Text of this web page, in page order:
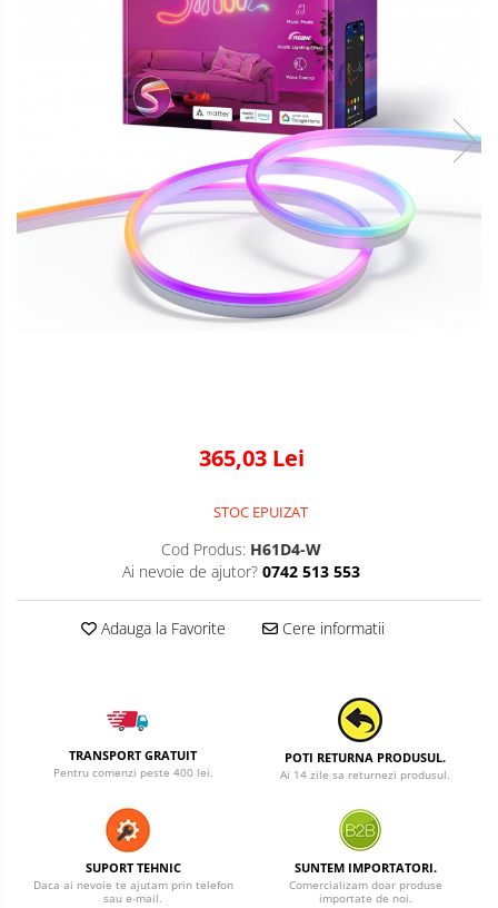
365,03 Lei
STOC EPUIZAT
Cod Produs: H61D4-W
Ai nevoie de ajutor? 0742 513 553
Adauga la Favorite Cere informatii
TRANSPORT GRATUIT
Pentru comenzi peste 400 lei.
POTI RETURNA PRODUSUL.
Ai 14 zile sa returnezi produsul.
SUPORT TEHNIC
Daca ai nevoie te ajutam prin telefon
sau e-mail.
SUNTEM IMPORTATORI.
Comercializam doar produse
importate de noi.